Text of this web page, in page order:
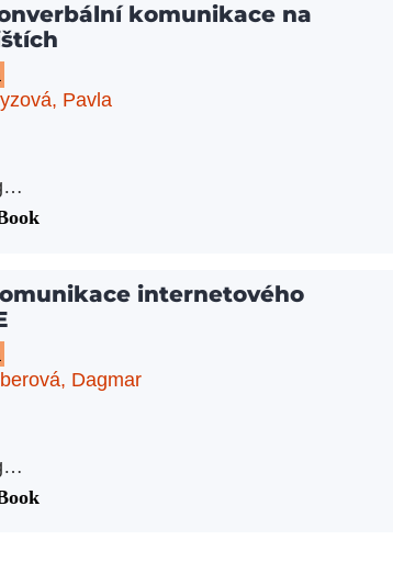
komunikace na
Pavla
internetového
Dagmar